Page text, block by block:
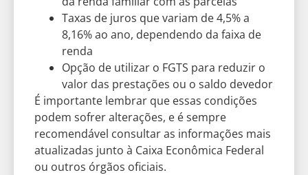
Taxas de juros que variam de 4,5% a
8,16% ao ano, dependendo da faixa de
renda
Opção de utilizar o FGTS para reduzir o
valor das prestações ou o saldo devedor
É importante lembrar que essas condições
podem sofrer alterações, e é sempre
recomendável consultar as informações mais
atualizadas junto à Caixa Econômica Federal
ou outros órgãos oficiais.